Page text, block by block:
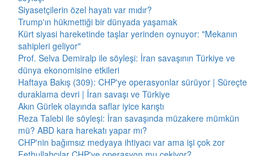
Siyasetçilerin özel hayatı var mıdır?
Trump'ın hükmettiği bir dünyada yaşamak
Kürt siyasi hareketinde taşlar yerinden oynuyor: "Mekanın
sahipleri geliyor"
Prof. Selva Demiralp ile söyleşi: İran savaşının Türkiye ve
dünya ekonomisine etkileri
Haftaya Bakış (309): CHP'ye operasyonlar sürüyor | Süreçte
duraklama devri | İran savaşı ve Türkiye
Akın Gürlek olayında saflar iyice karıştı
Reza Talebi ile söyleşi: İran savaşında müzakere mümkün
mü? ABD kara harekatı yapar mı?
CHP'nin bağımsız medyaya ihtiyacı var ama işi çok zor